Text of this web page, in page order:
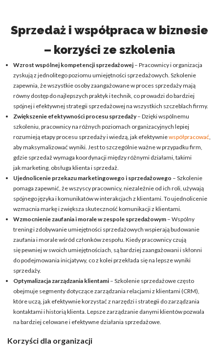
Sprzedaż i współpraca w biznesie
– korzyści ze szkolenia
Wzrost wspólnej kompetencji sprzedażowej – Pracownicy i organizacja
zyskują z jednolitego poziomu umiejętności sprzedażowych. Szkolenie
zapewnia, że wszystkie osoby zaangażowane w proces sprzedaży mają
równy dostęp do najlepszych praktyk i technik, co prowadzi do bardziej
spójnej i efektywnej strategii sprzedażowej na wszystkich szczeblach firmy.
Zwiększenie efektywności procesu sprzedaży– Dzięki wspólnemu
szkoleniu, pracownicy na różnych poziomach organizacyjnych lepiej
rozumieją etapy procesu sprzedaży i wiedzą, jak efektywniewspółpracować,
aby maksymalizować wyniki. Jest to szczególnie ważne w przypadku firm,
gdzie sprzedaż wymaga koordynacji między różnymi działami, takimi
jak marketing, obsługa klienta i sprzedaż.
Ujednolicenie przekazu marketingowego i sprzedażowego – Szkolenie
pomaga zapewnić, że wszyscy pracownicy, niezależnie od ich roli, używają
spójnego języka i komunikatów w interakcjach z klientami. To ujednolicenie
wzmacnia markę i zwiększa skuteczność komunikacji z klientami.
Wzmocnienie zaufania i morale w zespole sprzedażowym – Wspólny
trening i zdobywanie umiejętności sprzedażowych wspierają budowanie
zaufania i morale wśród członków zespołu. Kiedy pracownicy czują
się pewniej w swoich umiejętnościach, są bardziej zaangażowani i skłonni
do podejmowania inicjatywy, co z kolei przekłada się na lepsze wyniki
sprzedaży.
Optymalizacja zarządzania klientami – Szkolenie sprzedażowe często
obejmuje segmenty dotyczące zarządzania relacjami z klientami (CRM),
które uczą, jak efektywnie korzystać z narzędzi i strategii do zarządzania
kontaktami i historią klienta. Lepsze zarządzanie danymi klientów pozwala
na bardziej celowane i efektywne działania sprzedażowe.
Korzyści dla organizacji